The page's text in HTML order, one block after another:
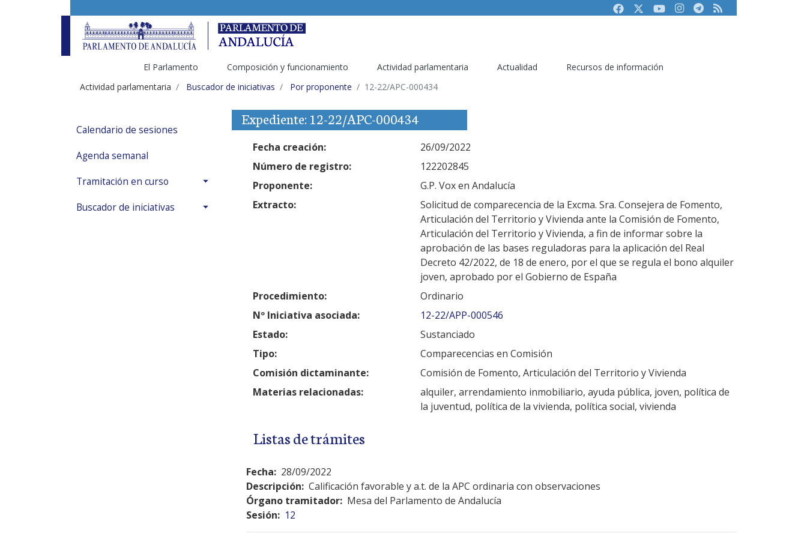
FacebookTwitterYoutubeInstagram
Telegram
RSS
El Parlamento Composición y funcionamiento Actividad parlamentaria Actualidad
Recursos de información
Actividad parlamentaria
Buscador de iniciativas Por proponente 12-22/APC-000434
Calendario de sesiones
Agenda semanal
Tramitación en curso
Buscador de iniciativas
Expediente: 12-22/APC-000434
Fecha creación:
26/09/2022
Número de registro:
122202845
Proponente:
G.P. Vox en Andalucía
Extracto:
Solicitud de comparecencia de la Excma. Sra. Consejera de Fomento,
Articulación del Territorio y Vivienda ante la Comisión de Fomento,
Articulación del Territorio y Vivienda, a fin de informar sobre la
aprobación de las bases reguladoras para la aplicación del Real
Decreto 42/2022, de 18 de enero, por el que se regula el bono alquiler
joven, aprobado por el Gobierno de España
Procedimiento:
Ordinario
Nº Iniciativa asociada:
12-22/APP-000546
Estado:
Sustanciado
Tipo:
Comparecencias en Comisión
Comisión dictaminante:
Comisión de Fomento, Articulación del Territorio y Vivienda
Materias relacionadas:
alquiler, arrendamiento inmobiliario, ayuda pública, joven, política de
la juventud, política de la vivienda, política social, vivienda
Listas de trámites
Fecha: 28/09/2022
Descripción: Calificación favorable y a.t. de la APC ordinaria con observaciones
Órgano tramitador: Mesa del Parlamento de Andalucía
Sesión: 12